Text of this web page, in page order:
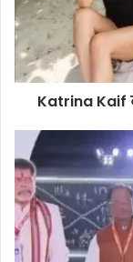
Katrina Kaif